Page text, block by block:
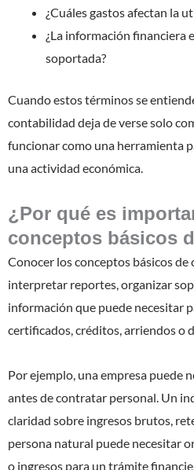
¿Cuáles gastos afectan la
¿La información financiera
soportada?
Cuando estos términos se
contabilidad deja de verse solo
funcionar como una herramienta
una actividad económica.
¿Por qué es
conceptos básicos
Conocer los conceptos básicos
interpretar reportes, organizar
información que puede necesitar
certificados, créditos, arriendos o
Por ejemplo, una empresa puede
antes de contratar personal. Un
claridad sobre ingresos brutos,
persona natural puede necesitar
o ingresos para un trámite